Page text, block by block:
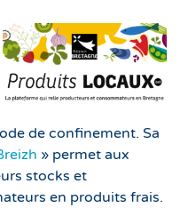
de confinement. Sa
» permet aux
stocks et
en produits frais.